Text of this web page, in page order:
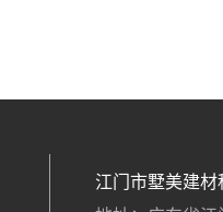
江门市墅美建材